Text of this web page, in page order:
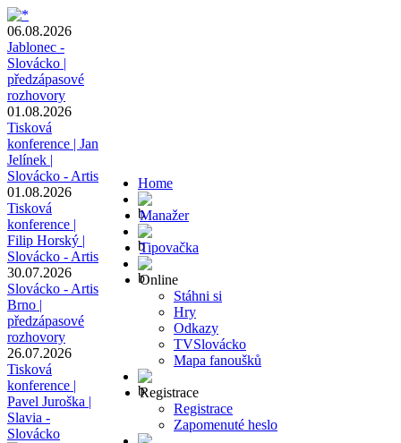
06.08.2026
Jablonec -
Slovácko |
předzápasové
rozhovory
01.08.2026
Tisková
konference | Jan
Jelínek |
Slovácko - Artis
01.08.2026
Tisková
konference |
Filip Horský |
Slovácko - Artis
30.07.2026
Slovácko - Artis
Brno |
předzápasové
rozhovory
26.07.2026
Tisková
konference |
Pavel Juroška |
Slavia -
Slovácko
Home
Manažer
Tipovačka
Online
Stáhni si
Hry
Odkazy
TVSlovácko
Mapa fanoušků
Registrace
Registrace
Zapomenuté heslo